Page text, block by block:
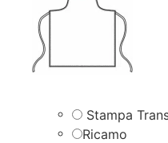
Stampa
Ricamo